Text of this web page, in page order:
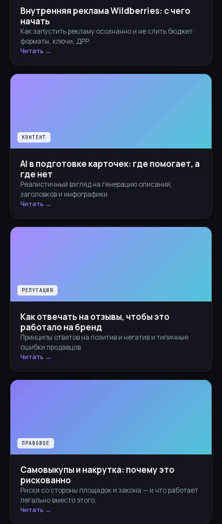
Внутренняя реклама Wildberries: с чего
начать
Как запустить рекламу осознанно и не слить бюджет:
форматы, ключи, ДРР.
Читать →
КОНТЕНТ
AI в подготовке карточек: где помогает, а
где нет
Реалистичный взгляд на генерацию описаний,
заголовков и инфографики.
Читать →
РЕПУТАЦИЯ
Как отвечать на отзывы, чтобы это
работало на бренд
Принципы ответов на позитив и негатив и типичные
ошибки продавцов.
Читать →
ПРАВОВОЕ
Самовыкупы и накрутка: почему это
рискованно
Риски со стороны площадок и закона — и что работает
легально вместо этого.
Читать →